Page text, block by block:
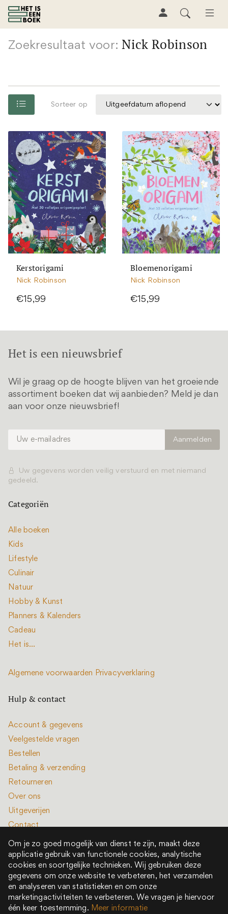
Zoekresultaat voor: Nick Robinson
Sorteer op
Kerstorigami
Nick Robinson
€15,99
Bloemenorigami
Nick Robinson
€15,99
Het is een nieuwsbrief
Wil je graag op de hoogte blijven van het groeiende
assortiment boeken dat wij aanbieden? Meld je dan
aan voor onze nieuwsbrief!
Uw gegevens worden veilig verstuurd en met niemand
gedeeld.
Categoriën
Alle boeken
Kids
Lifestyle
Culinair
Natuur
Hobby & Kunst
Planners & Kalenders
Cadeau
Het is...
Algemene voorwaarden Privacyverklaring
Hulp & contact
Account & gegevens
Veelgestelde vragen
Bestellen
Betaling & verzending
Retourneren
Over ons
Uitgeverijen
Contact
Alle rechten voorbehouden © 2022 - 2026
Het is een boek is onderdeel van New Book Collective
Om je zo goed mogelijk van dienst te zijn, maakt deze
applicatie gebruik van functionele cookies, analytische
cookies en soortgelijke technieken. Wij gebruiken deze
gegevens om onze website te verbeteren, het verzamelen
en analyseren van statistieken en om onze
marketingactiviteiten te verbeteren. We vragen je hiervoor
één keer toestemming. Meer informatie